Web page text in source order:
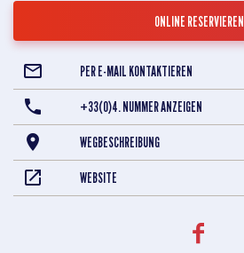
ONLINE RESERVIEREN
PER E-MAIL KONTAKTIEREN
+33(0)4. NUMMER ANZEIGEN
WEGBESCHREIBUNG
WEBSITE